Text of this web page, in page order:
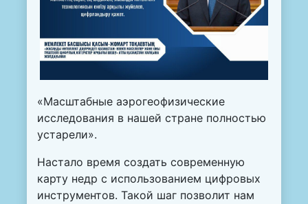
«Масштабные аэрогеофизические
исследования в нашей стране полностью
устарели».
Настало время создать современную
карту недр с использованием цифровых
инструментов. Такой шаг позволит нам